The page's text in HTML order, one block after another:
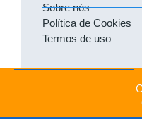
Sobre nós
Política de Cookies
Termos de uso